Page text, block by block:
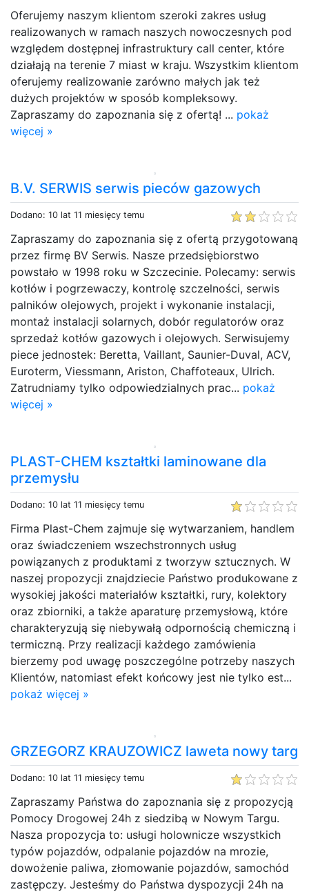
Oferujemy naszym klientom szeroki zakres usług
realizowanych w ramach naszych nowoczesnych pod
względem dostępnej infrastruktury call center, które
działają na terenie 7 miast w kraju. Wszystkim klientom
oferujemy realizowanie zarówno małych jak też
dużych projektów w sposób kompleksowy.
Zapraszamy do zapoznania się z ofertą! ... pokaż
więcej »
B.V. SERWIS serwis pieców gazowych
Dodano: 10 lat 11 miesięcy temu
Zapraszamy do zapoznania się z ofertą przygotowaną
przez firmę BV Serwis. Nasze przedsiębiorstwo
powstało w 1998 roku w Szczecinie. Polecamy: serwis
kotłów i pogrzewaczy, kontrolę szczelności, serwis
palników olejowych, projekt i wykonanie instalacji,
montaż instalacji solarnych, dobór regulatorów oraz
sprzedaż kotłów gazowych i olejowych. Serwisujemy
piece jednostek: Beretta, Vaillant, Saunier-Duval, ACV,
Euroterm, Viessmann, Ariston, Chaffoteaux, Ulrich.
Zatrudniamy tylko odpowiedzialnych prac... pokaż
więcej »
PLAST-CHEM kształtki laminowane dla
przemysłu
Dodano: 10 lat 11 miesięcy temu
Firma Plast-Chem zajmuje się wytwarzaniem, handlem
oraz świadczeniem wszechstronnych usług
powiązanych z produktami z tworzyw sztucznych. W
naszej propozycji znajdziecie Państwo produkowane z
wysokiej jakości materiałów kształtki, rury, kolektory
oraz zbiorniki, a także aparaturę przemysłową, które
charakteryzują się niebywałą odpornością chemiczną i
termiczną. Przy realizacji każdego zamówienia
bierzemy pod uwagę poszczególne potrzeby naszych
Klientów, natomiast efekt końcowy jest nie tylko est...
pokaż więcej »
GRZEGORZ KRAUZOWICZ laweta nowy targ
Dodano: 10 lat 11 miesięcy temu
Zapraszamy Państwa do zapoznania się z propozycją
Pomocy Drogowej 24h z siedzibą w Nowym Targu.
Nasza propozycja to: usługi holownicze wszystkich
typów pojazdów, odpalanie pojazdów na mrozie,
dowożenie paliwa, złomowanie pojazdów, samochód
zastępczy. Jesteśmy do Państwa dyspozycji 24h na